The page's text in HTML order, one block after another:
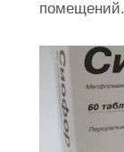
помещений.